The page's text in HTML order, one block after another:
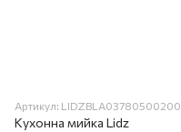
Артикул: LIDZBLA03780500200
Кухонна мийка Lidz